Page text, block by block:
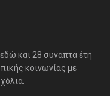
και 28 συναπτά έτη
κοινωνίας με